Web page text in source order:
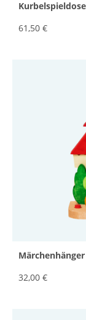
61,50 €
32,00 €